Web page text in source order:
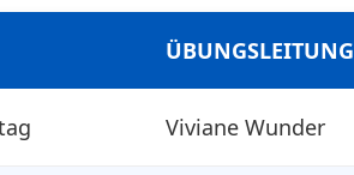
ÜBUNGSLEITUNG
Viviane Wunder